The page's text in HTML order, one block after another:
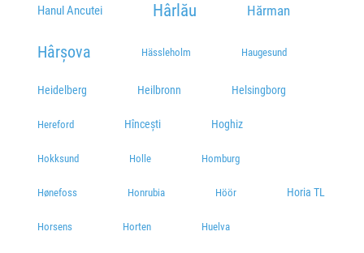
Hanul Ancutei Hârlău Hărman
Hârșova Hässleholm Haugesund
Heidelberg Heilbronn Helsingborg
Hereford Hîncești Hoghiz
Hokksund Holle Homburg
Hønefoss Honrubia Höör Horia TL
Horsens Horten Huelva